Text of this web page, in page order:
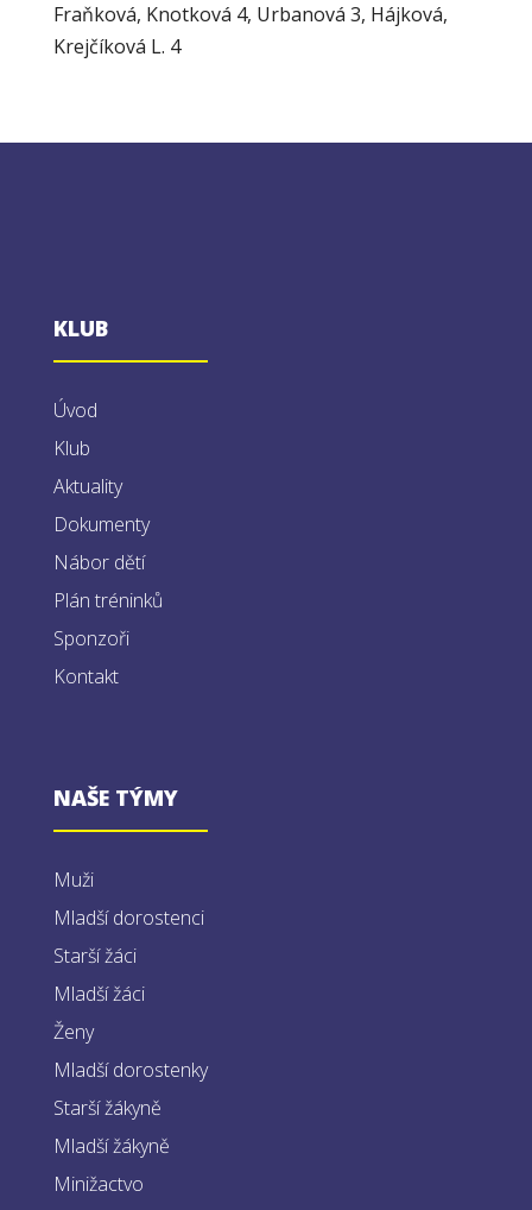
Fraňková, Knotková 4, Urbanová 3, Hájková,
Krejčíková L. 4
KLUB
Úvod
Klub
Aktuality
Dokumenty
Nábor dětí
Plán tréninků
Sponzoři
Kontakt
NAŠE TÝMY
Muži
Mladší dorostenci
Starší žáci
Mladší žáci
Ženy
Mladší dorostenky
Starší žákyně
Mladší žákyně
Minižactvo